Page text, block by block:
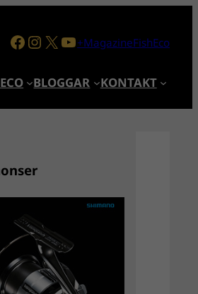
Facebook
Instagram
X YouTube
+MagazineFishEco
BLOGGAR KONTAKT